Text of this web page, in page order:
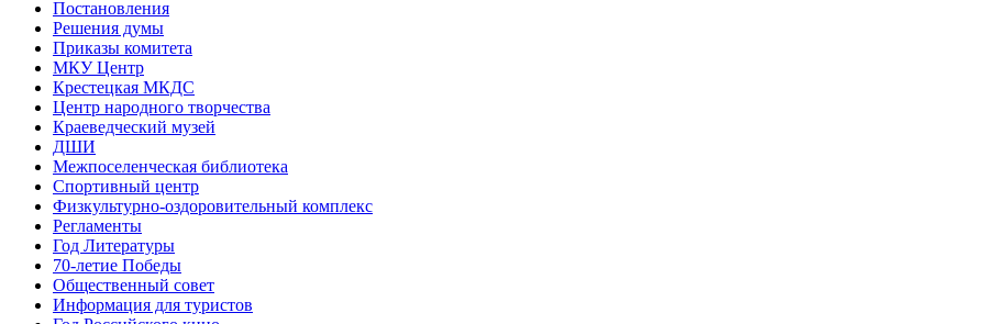
Постановления
Решения думы
Приказы комитета
МКУ Центр
Крестецкая МКДС
Центр народного творчества
Краеведческий музей
ДШИ
Межпоселенческая библиотека
Спортивный центр
Физкультурно-оздоровительный комплекс
Регламенты
Год Литературы
70-летие Победы
Общественный совет
Информация для туристов